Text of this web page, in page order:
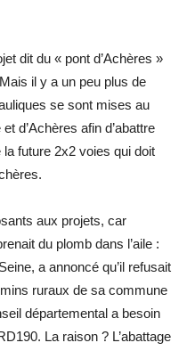
dit du « pont d’Achères »
il y a un peu plus de
se sont mises au
d’Achères afin d’abattre
future 2x2 voies qui doit
aux projets, car
du plomb dans l’aile :
a annoncé qu’il refusait
ruraux de sa commune
départemental a besoin
La raison ? L’abattage